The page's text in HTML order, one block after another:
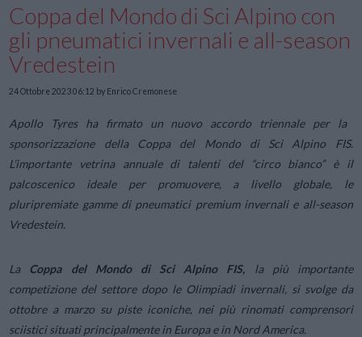
Coppa del Mondo di Sci Alpino con
gli pneumatici invernali e all-season
Vredestein
24 Ottobre 2023 06:12 by Enrico Cremonese
Apollo Tyres ha firmato un nuovo accordo triennale per la
sponsorizzazione della Coppa del Mondo di Sci Alpino FIS.
L’importante vetrina annuale di talenti del “circo bianco” è il
palcoscenico ideale per promuovere, a livello globale, le
pluripremiate gamme di pneumatici premium invernali e all-season
Vredestein.
La Coppa del Mondo di Sci Alpino FIS, la più importante
competizione del settore dopo le Olimpiadi invernali, si svolge da
ottobre a marzo su piste iconiche, nei più rinomati comprensori
sciistici situati principalmente in Europa e in Nord America.